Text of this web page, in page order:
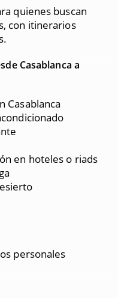
quienes buscan
con itinerarios
Casablanca a
Casablanca
en hoteles o riads
personales